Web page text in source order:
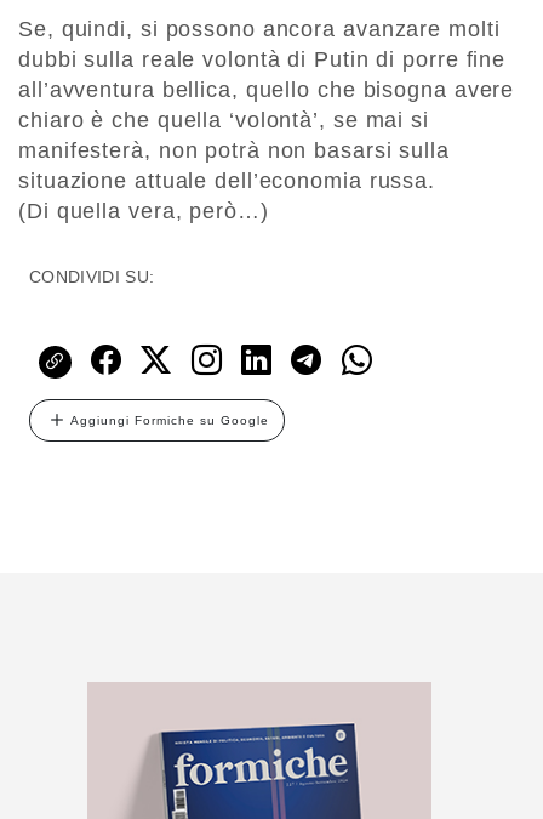
Se, quindi, si possono ancora avanzare molti
dubbi sulla reale volontà di Putin di porre fine
all’avventura bellica, quello che bisogna avere
chiaro è che quella ‘volontà’, se mai si
manifesterà, non potrà non basarsi sulla
situazione attuale dell’economia russa.
(Di quella vera, però…)
CONDIVIDI SU:
Aggiungi Formiche su Google